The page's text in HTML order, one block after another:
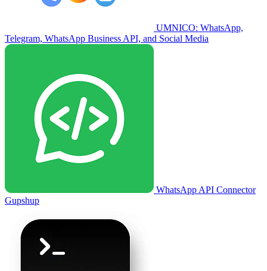
UMNICO: WhatsApp,
Telegram, WhatsApp Business API, and Social Media
WhatsApp API Connector
Gupshup